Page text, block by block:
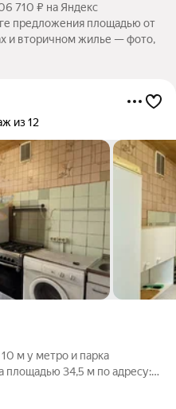
710 ₽ на Яндекс
предложения площадью от
и вторичном жилье — фото,
из 12
м у метро и парка
площадью 34,5 м по адресу:
21. Главное преимущество